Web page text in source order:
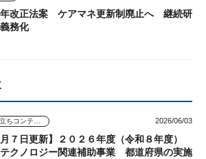
年改正法案 ケアマネ更新制廃止へ 継続研
務化
2026/06/03
月７日更新】２０２６年度（令和８年度）
クノロジー関連補助事業 都道府県の実施